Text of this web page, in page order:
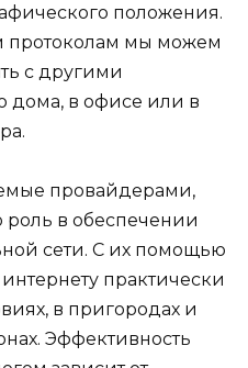
положения.
протоколам мы можем
с другими
дома, в офисе или в
провайдерами,
в обеспечении
сети. С их помощью
практически
в пригородах и
Эффективность